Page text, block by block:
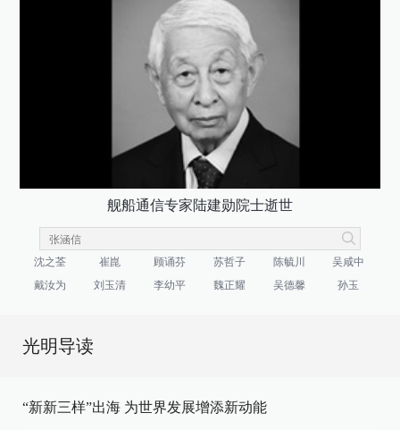
舰船通信专家陆建勋院士逝世
沈之荃 崔崑 顾诵芬 苏哲子 陈毓川
吴咸中
戴汝为
刘玉清 李幼平 魏正耀 吴德馨 孙玉
光明导读
“新新三样”出海 为世界发展增添新动能